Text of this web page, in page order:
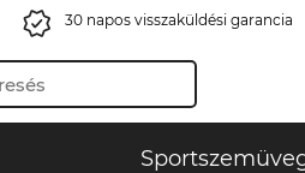
30 napos visszaküldési garancia